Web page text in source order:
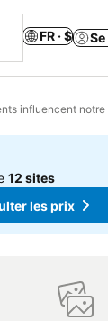
FR · $
influencent
12 sites
les prix